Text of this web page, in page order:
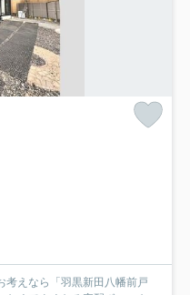
考えなら「羽黒新田八幡前戸